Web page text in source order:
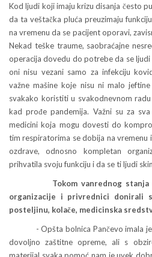
Kod ljudi koji imaju krizu disanja često
da ta veštačka pluća preuzimaju
na vremenu da se pacijent oporavi,
Nekad teške traume, saobraćajne
operacija dovedu do potrebe da se
oni nisu vezani samo za infekciju
važne mašine koje nisu ni malo
svakako koristiti u svakodnevnom
kad prođe pandemija. Važni su za
medicini koja mogu dovesti do
tim respiratorima se dobija na vremenu
ozdrave, odnosno kompletan
prihvatila svoju funkciju i da se ti ljudi
Tokom vanrednog stanja
organizacije i privrednici donirali
posteljinu, kolače, medicinska
- Opšta bolnica Pančevo imala je
dovoljno zaštitne opreme, ali s
materijal svaka pomoć nam je uvek